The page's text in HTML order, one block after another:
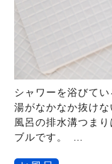
シャワーを浴びて
湯がなかなか抜け
風呂の排水溝つま
ブルです。 …